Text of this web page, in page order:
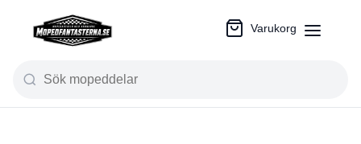
Varukorg